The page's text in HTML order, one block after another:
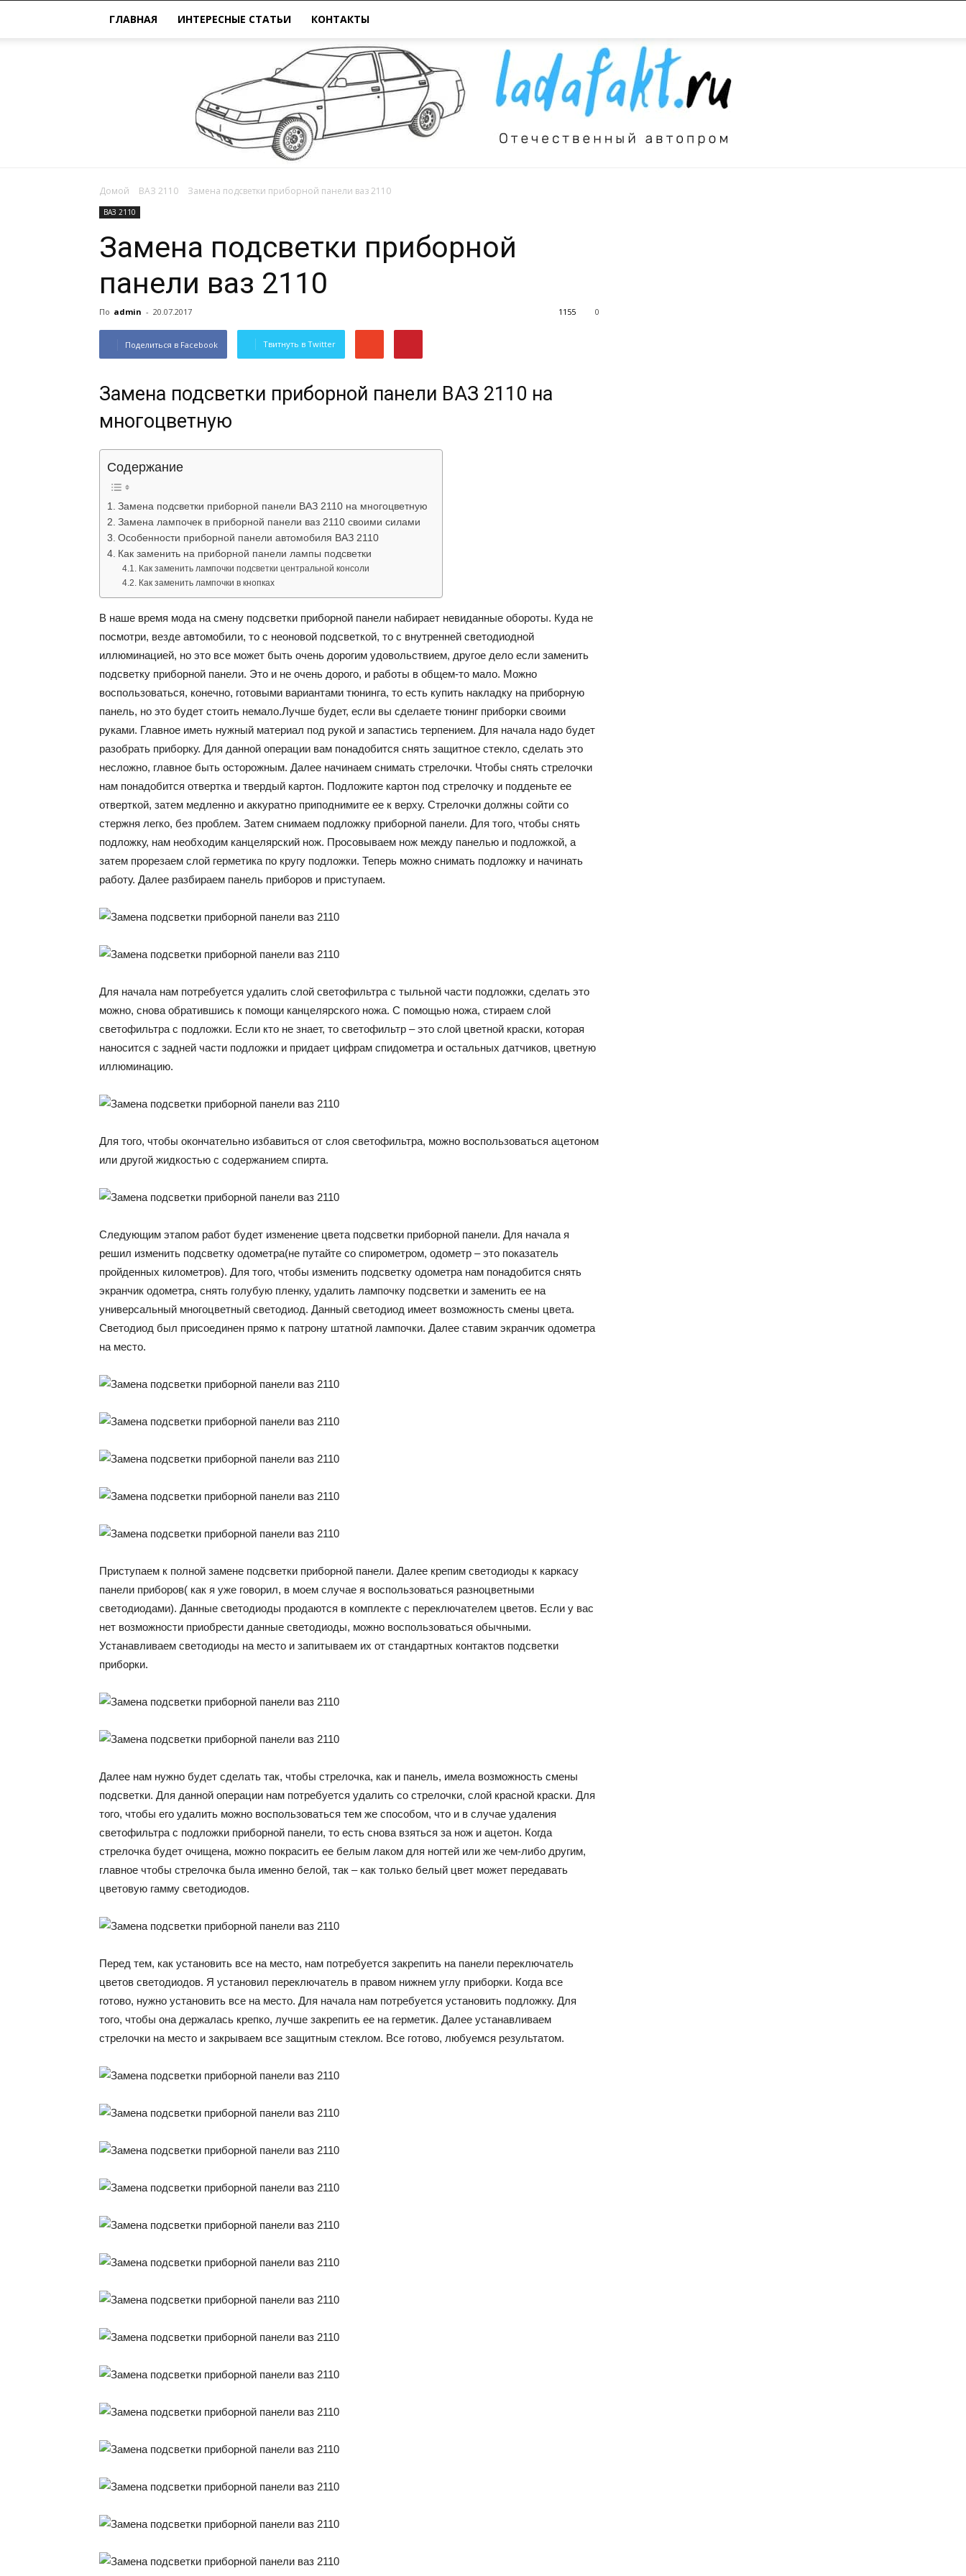
ГЛАВНАЯ ИНТЕРЕСНЫЕ СТАТЬИ КОНТАКТЫ
Домой ВАЗ 2110 Замена подсветки приборной панели ваз 2110
ВАЗ 2110
Замена подсветки приборной
панели ваз 2110
По admin - 20.07.2017 0
1155
Поделиться в Facebook Твитнуть в Twitter
Замена подсветки приборной панели ВАЗ 2110 на
многоцветную
Содержание
Замена подсветки приборной панели ВАЗ 2110 на многоцветную
Замена лампочек в приборной панели ваз 2110 своими силами
Особенности приборной панели автомобиля ВАЗ 2110
Как заменить на приборной панели лампы подсветки
Как заменить лампочки подсветки центральной консоли
Как заменить лампочки в кнопках
В наше время мода на смену подсветки приборной панели набирает невиданные обороты. Куда не
посмотри, везде автомобили, то с неоновой подсветкой, то с внутренней светодиодной
иллюминацией, но это все может быть очень дорогим удовольствием, другое дело если заменить
подсветку приборной панели. Это и не очень дорого, и работы в общем-то мало. Можно
воспользоваться, конечно, готовыми вариантами тюнинга, то есть купить накладку на приборную
панель, но это будет стоить немало.Лучше будет, если вы сделаете тюнинг приборки своими
руками. Главное иметь нужный материал под рукой и запастись терпением. Для начала надо будет
разобрать приборку. Для данной операции вам понадобится снять защитное стекло, сделать это
несложно, главное быть осторожным. Далее начинаем снимать стрелочки. Чтобы снять стрелочки
нам понадобится отвертка и твердый картон. Подложите картон под стрелочку и подденьте ее
отверткой, затем медленно и аккуратно приподнимите ее к верху. Стрелочки должны сойти со
стержня легко, без проблем. Затем снимаем подложку приборной панели. Для того, чтобы снять
подложку, нам необходим канцелярский нож. Просовываем нож между панелью и подложкой, а
затем прорезаем слой герметика по кругу подложки. Теперь можно снимать подложку и начинать
работу. Далее разбираем панель приборов и приступаем.
Для начала нам потребуется удалить слой светофильтра с тыльной части подложки, сделать это
можно, снова обратившись к помощи канцелярского ножа. С помощью ножа, стираем слой
светофильтра с подложки. Если кто не знает, то светофильтр – это слой цветной краски, которая
наносится с задней части подложки и придает цифрам спидометра и остальных датчиков, цветную
иллюминацию.
Для того, чтобы окончательно избавиться от слоя светофильтра, можно воспользоваться ацетоном
или другой жидкостью с содержанием спирта.
Следующим этапом работ будет изменение цвета подсветки приборной панели. Для начала я
решил изменить подсветку одометра(не путайте со спирометром, одометр – это показатель
пройденных километров). Для того, чтобы изменить подсветку одометра нам понадобится снять
экранчик одометра, снять голубую пленку, удалить лампочку подсветки и заменить ее на
универсальный многоцветный светодиод. Данный светодиод имеет возможность смены цвета.
Светодиод был присоединен прямо к патрону штатной лампочки. Далее ставим экранчик одометра
на место.
Приступаем к полной замене подсветки приборной панели. Далее крепим светодиоды к каркасу
панели приборов( как я уже говорил, в моем случае я воспользоваться разноцветными
светодиодами). Данные светодиоды продаются в комплекте с переключателем цветов. Если у вас
нет возможности приобрести данные светодиоды, можно воспользоваться обычными.
Устанавливаем светодиоды на место и запитываем их от стандартных контактов подсветки
приборки.
Далее нам нужно будет сделать так, чтобы стрелочка, как и панель, имела возможность смены
подсветки. Для данной операции нам потребуется удалить со стрелочки, слой красной краски. Для
того, чтобы его удалить можно воспользоваться тем же способом, что и в случае удаления
светофильтра с подложки приборной панели, то есть снова взяться за нож и ацетон. Когда
стрелочка будет очищена, можно покрасить ее белым лаком для ногтей или же чем-либо другим,
главное чтобы стрелочка была именно белой, так – как только белый цвет может передавать
цветовую гамму светодиодов.
Перед тем, как установить все на место, нам потребуется закрепить на панели переключатель
цветов светодиодов. Я установил переключатель в правом нижнем углу приборки. Когда все
готово, нужно установить все на место. Для начала нам потребуется установить подложку. Для
того, чтобы она держалась крепко, лучше закрепить ее на герметик. Далее устанавливаем
стрелочки на место и закрываем все защитным стеклом. Все готово, любуемся результатом.